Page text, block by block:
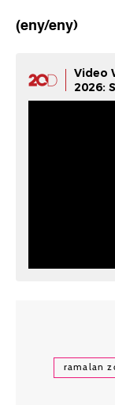
(eny/eny)
Video
2026:
ramalan